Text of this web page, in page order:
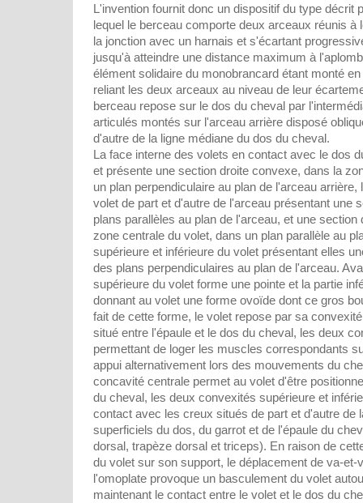
L'invention fournit donc un dispositif du type décrit
lequel le berceau comporte deux arceaux réunis à
la jonction avec un harnais et s'écartant
jusqu'à atteindre une distance maximum à
élément solidaire du monobrancard étant monté
reliant les deux arceaux au niveau de leur
berceau repose sur le dos du cheval par
articulés montés sur l'arceau arrière disposé
d'autre de la ligne médiane du dos du cheval.
La face interne des volets en contact avec le dos
et présente une section droite convexe, dans la
un plan perpendiculaire au plan de l'arceau
volet de part et d'autre de l'arceau présentant une
plans parallèles au plan de l'arceau, et une
zone centrale du volet, dans un plan parallèle au
supérieure et inférieure du volet présentant elles
des plans perpendiculaires au plan de l'arceau.
supérieure du volet forme une pointe et la partie
donnant au volet une forme ovoïde dont ce gros
fait de cette forme, le volet repose par sa
situé entre l'épaule et le dos du cheval, les deux
permettant de loger les muscles correspondants
appui alternativement lors des mouvements du
concavité centrale permet au volet d'être
du cheval, les deux convexités supérieure et
contact avec les creux situés de part et d'autre de
superficiels du dos, du garrot et de l'épaule du
dorsal, trapèze dorsal et triceps). En raison de
du volet sur son support, le déplacement de va-et-
l'omoplate provoque un basculement du volet
maintenant le contact entre le volet et le dos du